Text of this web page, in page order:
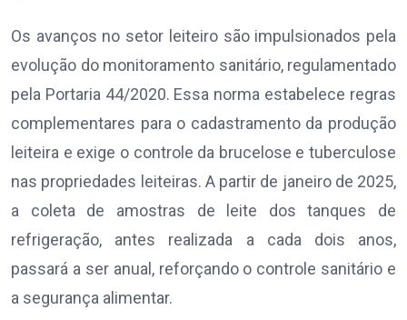
Os avanços no setor leiteiro são impulsionados pela
evolução do monitoramento sanitário, regulamentado
pela Portaria 44/2020. Essa norma estabelece regras
complementares para o cadastramento da produção
leiteira e exige o controle da brucelose e tuberculose
nas propriedades leiteiras. A partir de janeiro de 2025,
a coleta de amostras de leite dos tanques de
refrigeração, antes realizada a cada dois anos,
passará a ser anual, reforçando o controle sanitário e
a segurança alimentar.